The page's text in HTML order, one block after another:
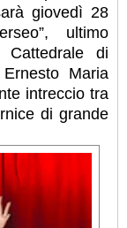
giovedì 28
ultimo
Cattedrale di
Maria
intreccio tra
di grande